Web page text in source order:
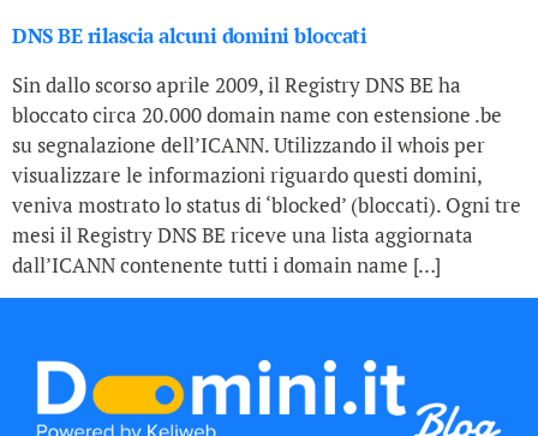
DNS BE rilascia alcuni domini bloccati
Sin dallo scorso aprile 2009, il Registry DNS BE ha
bloccato circa 20.000 domain name con estensione .be
su segnalazione dell’ICANN. Utilizzando il whois per
visualizzare le informazioni riguardo questi domini,
veniva mostrato lo status di ‘blocked’ (bloccati). Ogni tre
mesi il Registry DNS BE riceve una lista aggiornata
dall’ICANN contenente tutti i domain name […]